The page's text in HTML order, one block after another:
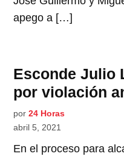
apego a […]
Esconde Julio
por violación
por 24 Horas
abril 5, 2021
En el proceso para